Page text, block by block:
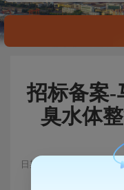
招标备案-
臭水体
日期：2020-11-23 09:39